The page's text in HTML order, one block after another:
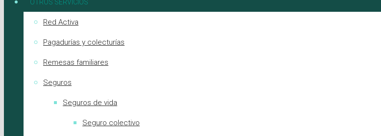
OTROS SERVICIOS
Red Activa
Pagadurías y colecturías
Remesas familiares
Seguros
Seguros de vida
Seguro colectivo